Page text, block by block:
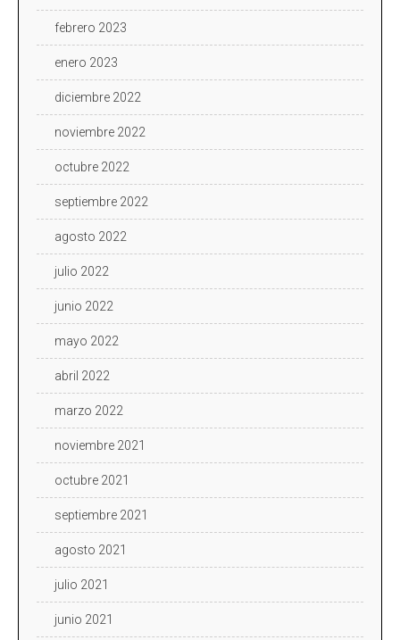
febrero 2023
enero 2023
diciembre 2022
noviembre 2022
octubre 2022
septiembre 2022
agosto 2022
julio 2022
junio 2022
mayo 2022
abril 2022
marzo 2022
noviembre 2021
octubre 2021
septiembre 2021
agosto 2021
julio 2021
junio 2021